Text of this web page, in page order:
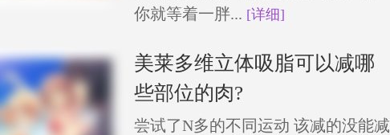
你就等着一胖... [详细]
美莱多维立体吸脂可以减哪
些部位的肉?
尝试了N多的不同运动 该减的没能减